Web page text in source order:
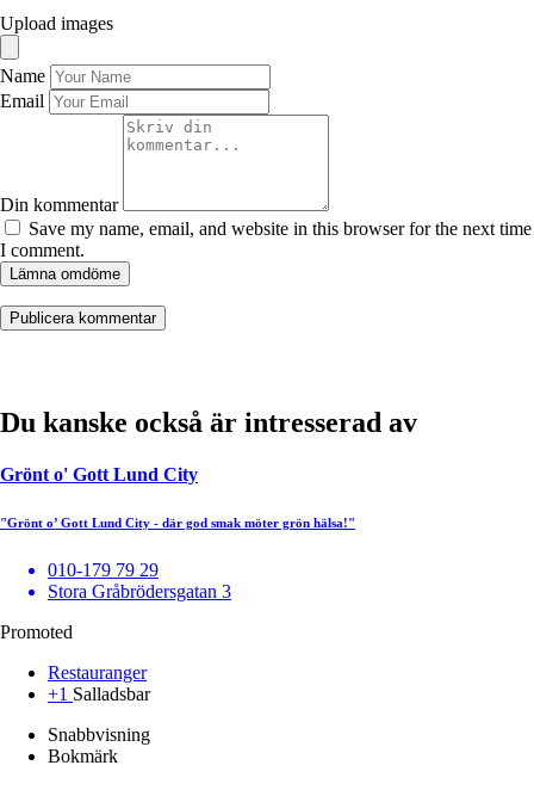
Upload images
Name
Email
Din kommentar
Save my name, email, and website in this browser for the next time
I comment.
Lämna omdöme
Du kanske också är intresserad av
Grönt o' Gott Lund City
"Grönt o’ Gott Lund City - där god smak möter grön hälsa!"
010-179 79 29
Stora Gråbrödersgatan 3
Promoted
Restauranger
+1 Salladsbar
Snabbvisning
Bokmärk